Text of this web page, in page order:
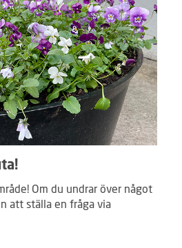
Om du undrar över något
att ställa en fråga via